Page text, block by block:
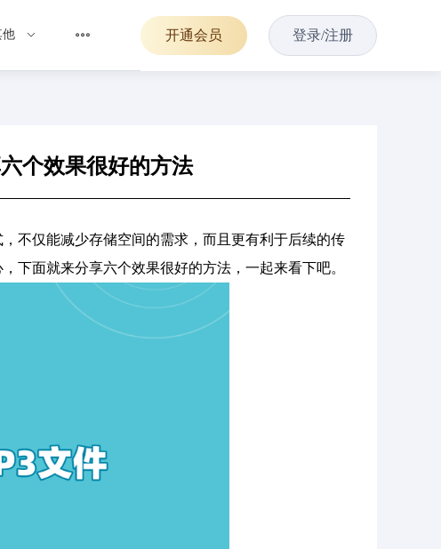
他 开通会员 登录/注册
个效果很好的方法
不仅能减少存储空间的需求，而且更有利于后续的传
下面就来分享六个效果很好的方法，一起来看下吧。